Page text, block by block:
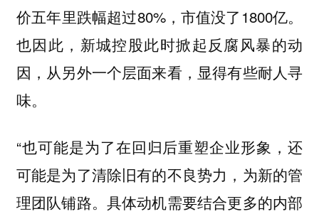
价五年里跌幅超过80%，市值没了1800亿。
也因此，新城控股此时掀起反腐风暴的动
因，从另外一个层面来看，显得有些耐人寻
味。
“也可能是为了在回归后重塑企业形象，还
可能是为了清除旧有的不良势力，为新的管
理团队铺路。具体动机需要结合更多的内部